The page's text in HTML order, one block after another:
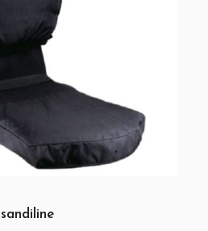
sandiline